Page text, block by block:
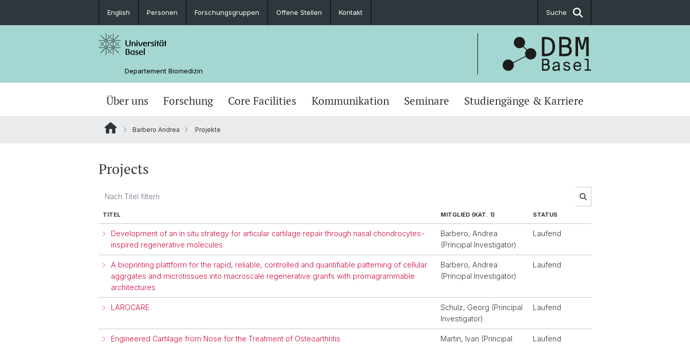
English Personen Forschungsgruppen Offene Stellen Kontakt Suche
Departement Biomedizin
Über uns Forschung Core Facilities Kommunikation Seminare Studiengänge & Karriere
Barbero Andrea Projekte
Projects
TITEL MITGLIED (KAT. 1) STATUS
Development of an in situ strategy for articular cartilage repair through nasal chondrocytes-
inspired regenerative molecules
Barbero, Andrea
(Principal Investigator)
Laufend
A bioprinting plattform for the rapid, reliable, controlled and quantifiable patterning of cellular
aggrgates and microtissues into macroscale regenerative granfs with promagrammable
architectures
Barbero, Andrea
(Principal Investigator)
Laufend
LAROCARE
Schulz, Georg (Principal
Investigator)
Laufend
Engineered Cartilage from Nose for the Treatment of Osteoarthritis
Martin, Ivan (Principal
Laufend